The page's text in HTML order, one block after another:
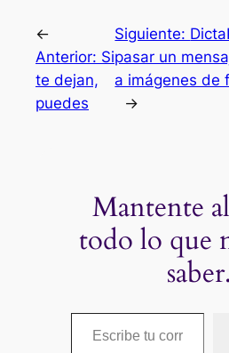
←
Anterior: Si
te dejan,
puedes
Siguiente:
pasar un
a imágenes de
→
Mantente
todo lo que
saber.
Escribe tu correo electrónico…